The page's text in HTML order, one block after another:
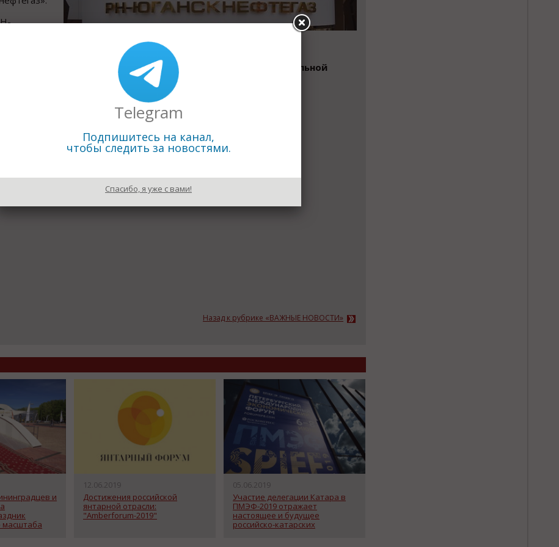
в срок до 19 июня 2019 года направить заявку, в произвольной
Назад к рубрике «ВАЖНЫЕ НОВОСТИ»
и
масштаба
12.06.2019
Достижения российской
янтарной отрасли:
"Amberforum-2019"
05.06.2019
Участие делегации Катара в
ПМЭФ-2019 отражает
настоящее и будущее
российско-катарских
Telegram
Подпишитесь на канал,
чтобы следить за новостями.
Спасибо, я уже с вами!